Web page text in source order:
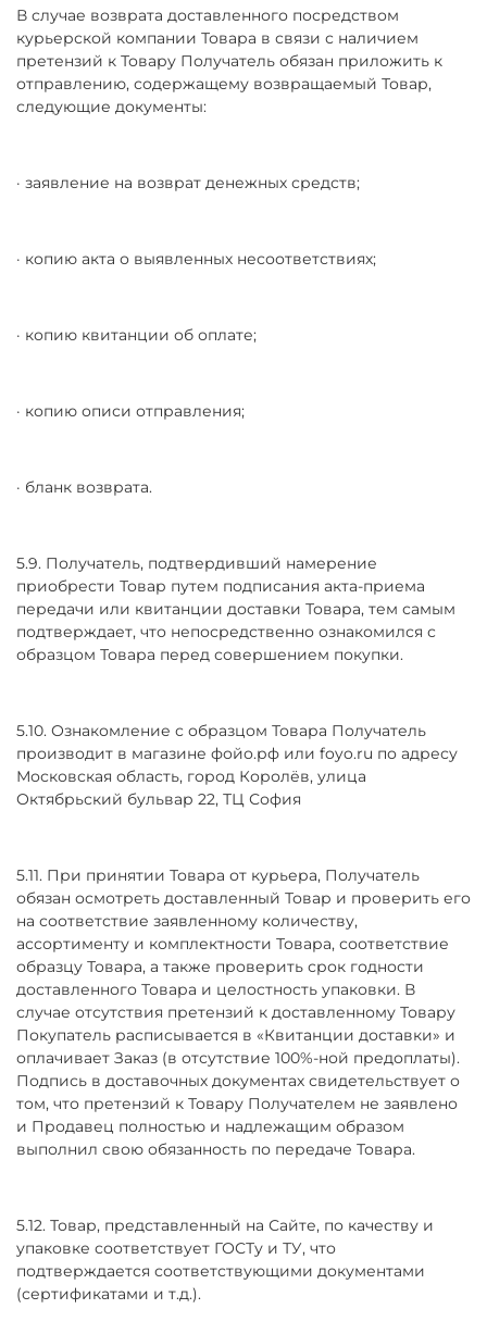
В случае возврата доставленного посредством
курьерской компании Товара в связи с наличием
претензий к Товару Получатель обязан приложить к
отправлению, содержащему возвращаемый Товар,
следующие документы:
· заявление на возврат денежных средств;
· копию акта о выявленных несоответствиях;
· копию квитанции об оплате;
· копию описи отправления;
· бланк возврата.
5.9. Получатель, подтвердивший намерение
приобрести Товар путем подписания акта-приема
передачи или квитанции доставки Товара, тем самым
подтверждает, что непосредственно ознакомился с
образцом Товара перед совершением покупки.
5.10. Ознакомление с образцом Товара Получатель
производит в магазине фойо.рф или foyo.ru по адресу
Московская область, город Королёв, улица
Октябрьский бульвар 22, ТЦ София
5.11. При принятии Товара от курьера, Получатель
обязан осмотреть доставленный Товар и проверить его
на соответствие заявленному количеству,
ассортименту и комплектности Товара, соответствие
образцу Товара, а также проверить срок годности
доставленного Товара и целостность упаковки. В
случае отсутствия претензий к доставленному Товару
Покупатель расписывается в «Квитанции доставки» и
оплачивает Заказ (в отсутствие 100%-ной предоплаты).
Подпись в доставочных документах свидетельствует о
том, что претензий к Товару Получателем не заявлено
и Продавец полностью и надлежащим образом
выполнил свою обязанность по передаче Товара.
5.12. Товар, представленный на Сайте, по качеству и
упаковке соответствует ГОСТу и ТУ, что
подтверждается соответствующими документами
(сертификатами и т.д.).